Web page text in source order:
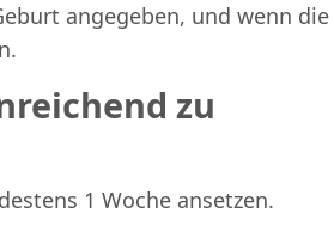
angegeben, und wenn die
zu
1 Woche ansetzen.